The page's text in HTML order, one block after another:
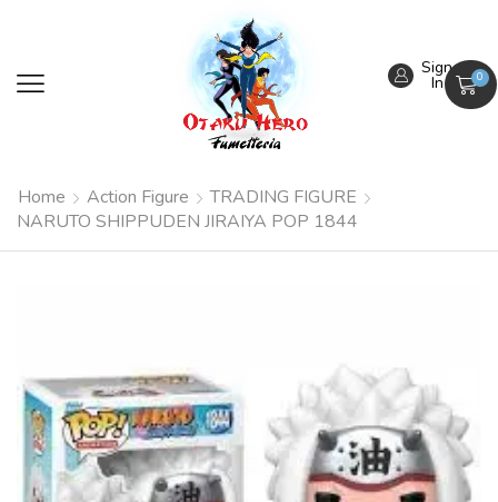
Sign
In 0
Home Action Figure
TRADING FIGURE
NARUTO SHIPPUDEN JIRAIYA POP 1844